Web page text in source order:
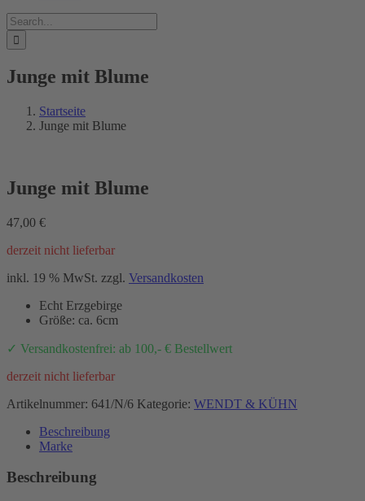
Suche
nach:
Junge mit Blume
Startseite
Junge mit Blume
Junge mit Blume
47,00 €
derzeit nicht lieferbar
inkl. 19 % MwSt. zzgl. Versandkosten
Echt Erzgebirge
Größe: ca. 6cm
✓ Versandkostenfrei: ab 100,- € Bestellwert
derzeit nicht lieferbar
Artikelnummer: 641/N/6 Kategorie: WENDT & KÜHN
Beschreibung
Marke
Beschreibung